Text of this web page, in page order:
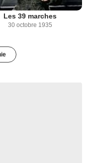
Les 39 marches
30 octobre 1935